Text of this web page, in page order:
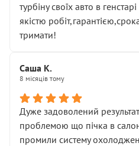
турбіну своїх авто в
якістю
тримати!
Саша К.
8 місяців тому
Дуже задоволений
проблемою що пічка в
промили систему